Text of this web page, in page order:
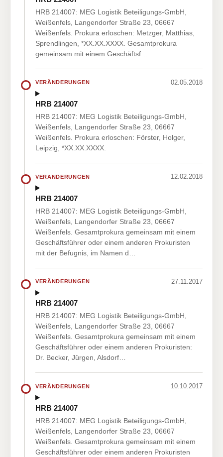
HRB 214007: MEG Logistik Beteiligungs-GmbH,
Weißenfels, Langendorfer Straße 23, 06667
Weißenfels. Prokura erloschen: Metzger, Matthias,
Sprendlingen, *XX.XX.XXXX. Gesamtprokura
gemeinsam mit einem Geschäftsf…
VERÄNDERUNGEN 02.05.2018
HRB 214007
HRB 214007: MEG Logistik Beteiligungs-GmbH,
Weißenfels, Langendorfer Straße 23, 06667
Weißenfels. Prokura erloschen: Förster, Holger,
Leipzig, *XX.XX.XXXX.
VERÄNDERUNGEN 12.02.2018
HRB 214007
HRB 214007: MEG Logistik Beteiligungs-GmbH,
Weißenfels, Langendorfer Straße 23, 06667
Weißenfels. Gesamtprokura gemeinsam mit einem
Geschäftsführer oder einem anderen Prokuristen
mit der Befugnis, im Namen d…
VERÄNDERUNGEN 27.11.2017
HRB 214007
HRB 214007: MEG Logistik Beteiligungs-GmbH,
Weißenfels, Langendorfer Straße 23, 06667
Weißenfels. Gesamtprokura gemeinsam mit einem
Geschäftsführer oder einem anderen Prokuristen:
Dr. Becker, Jürgen, Alsdorf…
VERÄNDERUNGEN 10.10.2017
HRB 214007
HRB 214007: MEG Logistik Beteiligungs-GmbH,
Weißenfels, Langendorfer Straße 23, 06667
Weißenfels. Gesamtprokura gemeinsam mit einem
Geschäftsführer oder einem anderen Prokuristen